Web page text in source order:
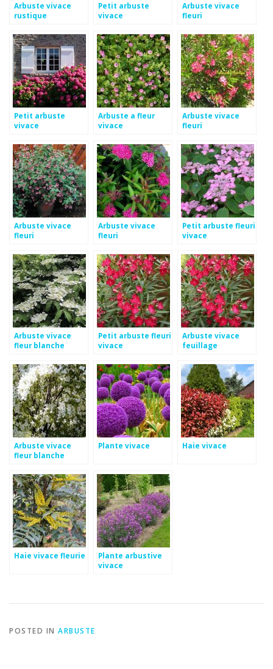
Arbuste vivace
rustique
Petit arbuste
vivace
Arbuste vivace
fleuri
Petit arbuste
vivace
Arbuste a fleur
vivace
Arbuste vivace
fleuri
Arbuste vivace
fleuri
Arbuste vivace
fleuri
Petit arbuste fleuri
vivace
Arbuste vivace
fleur blanche
Petit arbuste fleuri
vivace
Arbuste vivace
feuillage
Arbuste vivace
fleur blanche
Plante vivace Haie vivace
Haie vivace fleurie
Plante arbustive
vivace
POSTED IN ARBUSTE